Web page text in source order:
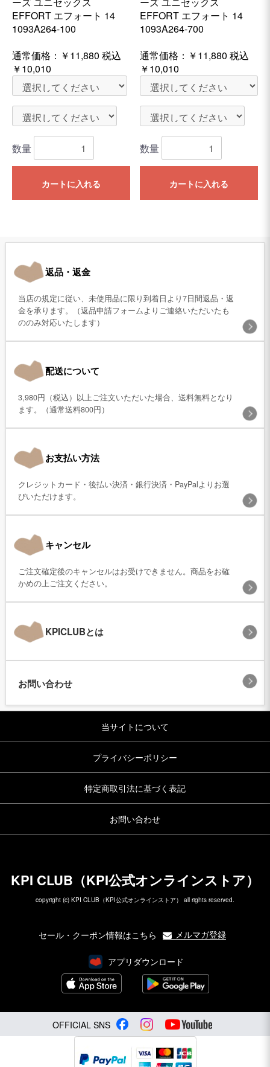
EFFORT エフォート 14
1093A264-100
通常価格： ￥11,880 税込
￥10,010
数量
カートに入れる
EFFORT エフォート 14
1093A264-700
通常価格： ￥11,880 税込
￥10,010
数量
カートに入れる
返品・返金
当店の規定に従い、未使用品に限り到着日より7日間返品・返
金を承ります。（返品申請フォームよりご連絡いただいたも
ののみ対応いたします）
配送について
3,980円（税込）以上ご注文いただいた場合、送料無料となり
ます。（通常送料800円）
お支払い方法
クレジットカード・後払い決済・銀行決済・PayPalよりお選
びいただけます。
キャンセル
ご注文確定後のキャンセルはお受けできません。商品をお確
かめの上ご注文ください。
KPICLUBとは
お問い合わせ
当サイトについて
プライバシーポリシー
特定商取引法に基づく表記
お問い合わせ
KPI CLUB（KPI公式オンラインストア）
copyright (c) KPI CLUB（KPI公式オンラインストア） all rights reserved.
セール・クーポン情報はこちら メルマガ登録
アプリダウンロード
OFFICIAL SNS